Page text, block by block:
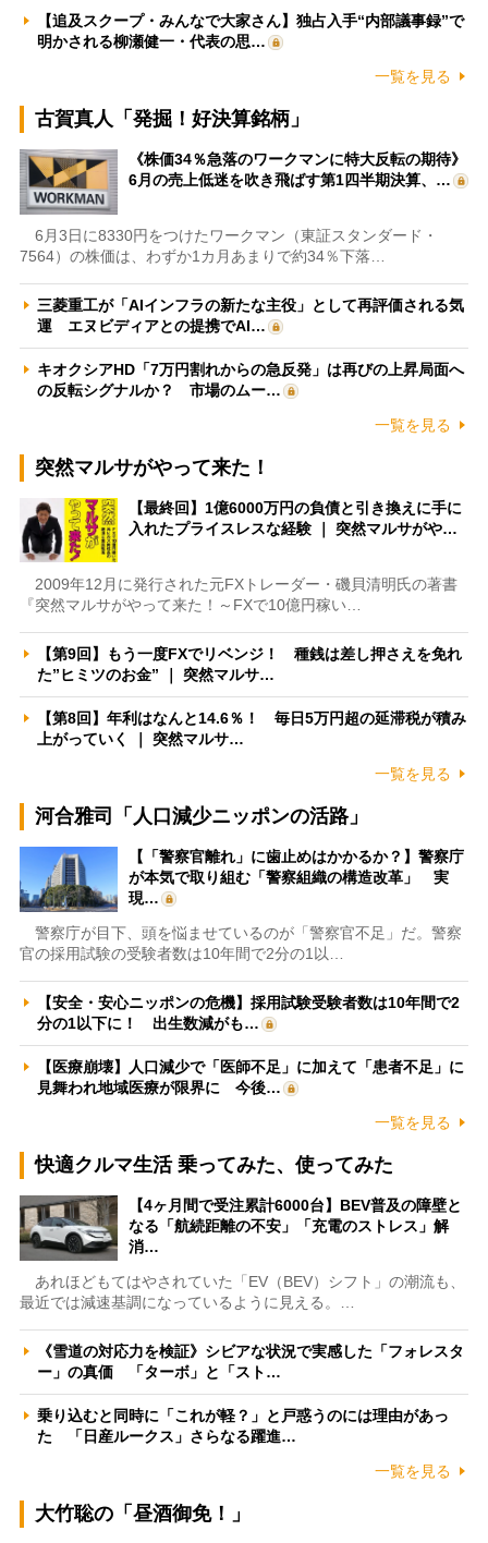
【追及スクープ・みんなで大家さん】独占入手“内部議事録”で
明かされる柳瀬健一・代表の思…
一覧を見る
古賀真人「発掘！好決算銘柄」
《株価34％急落のワークマンに特大反転の期待》
6月の売上低迷を吹き飛ばす第1四半期決算、…
6月3日に8330円をつけたワークマン（東証スタンダード・
7564）の株価は、わずか1カ月あまりで約34％下落…
三菱重工が「AIインフラの新たな主役」として再評価される気
運 エヌビディアとの提携でAI…
キオクシアHD「7万円割れからの急反発」は再びの上昇局面へ
の反転シグナルか？ 市場のムー…
一覧を見る
突然マルサがやって来た！
【最終回】1億6000万円の負債と引き換えに手に
入れたプライスレスな経験 ｜ 突然マルサがや…
2009年12月に発行された元FXトレーダー・磯貝清明氏の著書
『突然マルサがやって来た！～FXで10億円稼い…
【第9回】もう一度FXでリベンジ！ 種銭は差し押さえを免れ
た”ヒミツのお金” ｜ 突然マルサ…
【第8回】年利はなんと14.6％！ 毎日5万円超の延滞税が積み
上がっていく ｜ 突然マルサ…
一覧を見る
河合雅司「人口減少ニッポンの活路」
【「警察官離れ」に歯止めはかかるか？】警察庁
が本気で取り組む「警察組織の構造改革」 実
現…
警察庁が目下、頭を悩ませているのが「警察官不足」だ。警察
官の採用試験の受験者数は10年間で2分の1以…
【安全・安心ニッポンの危機】採用試験受験者数は10年間で2
分の1以下に！ 出生数減がも…
【医療崩壊】人口減少で「医師不足」に加えて「患者不足」に
見舞われ地域医療が限界に 今後…
一覧を見る
快適クルマ生活 乗ってみた、使ってみた
【4ヶ月間で受注累計6000台】BEV普及の障壁と
なる「航続距離の不安」「充電のストレス」解
消…
あれほどもてはやされていた「EV（BEV）シフト」の潮流も、
最近では減速基調になっているように見える。…
《雪道の対応力を検証》シビアな状況で実感した「フォレスタ
ー」の真価 「ターボ」と「スト…
乗り込むと同時に「これが軽？」と戸惑うのには理由があっ
た 「日産ルークス」さらなる躍進…
一覧を見る
大竹聡の「昼酒御免！」